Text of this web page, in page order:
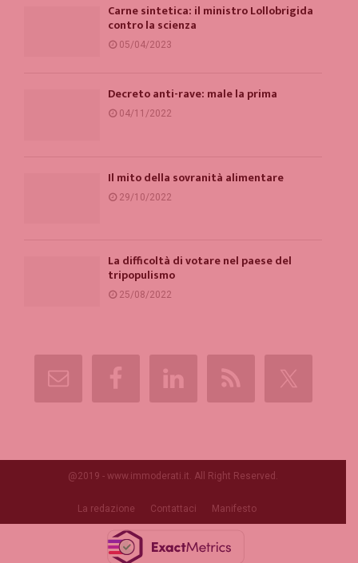
Carne sintetica: il ministro Lollobrigida
contro la scienza
05/04/2023
Decreto anti-rave: male la prima
04/11/2022
Il mito della sovranità alimentare
29/10/2022
La difficoltà di votare nel paese del
tripopulismo
25/08/2022
@2019 - www.immoderati.it. All Right Reserved.
La redazione Contattaci Manifesto